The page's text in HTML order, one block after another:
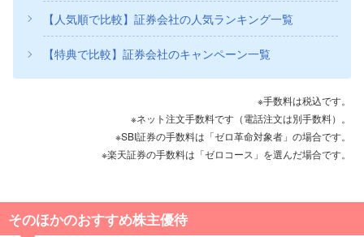
【人気順で比較】証券会社の人気ランキング一覧
【特典で比較】証券会社のキャンペーン一覧
※手数料は税込です。
※ネット注文手数料です（電話注文は別手数料）。
※SBI証券の手数料は「ゼロ革命対象者」の場合です。
※楽天証券の手数料は「ゼロコース」を選んだ場合です。
そのほかのおすすめ株主優待